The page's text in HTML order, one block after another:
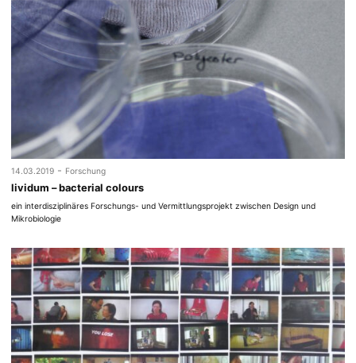
14.03.2019 - Forschung
lividum – bacterial colours
ein interdisziplinäres Forschungs- und Vermittlungsprojekt zwischen Design und
Mikrobiologie